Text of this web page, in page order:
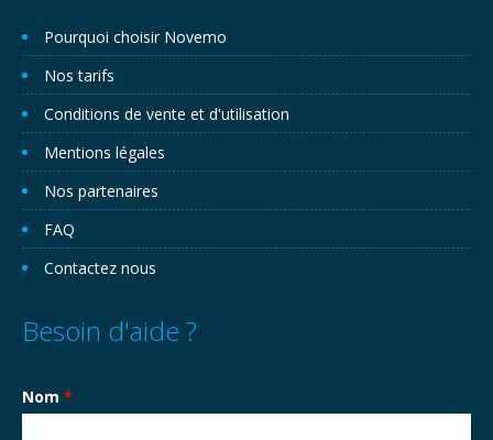
Pourquoi choisir Novemo
Nos tarifs
Conditions de vente et d'utilisation
Mentions légales
Nos partenaires
FAQ
Contactez nous
Besoin d'aide ?
Nom *